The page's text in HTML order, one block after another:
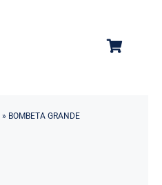
» BOMBETA GRANDE